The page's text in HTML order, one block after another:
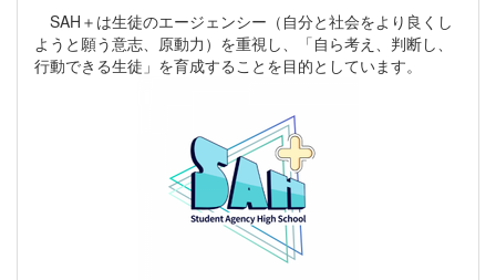
SAH＋は生徒のエージェンシー（自分と社会をより良くし
ようと願う意志、原動力）を重視し、「自ら考え、判断し、
行動できる生徒」を育成することを目的としています。